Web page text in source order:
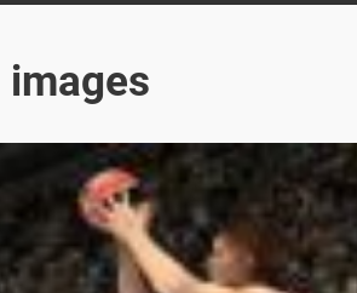
images